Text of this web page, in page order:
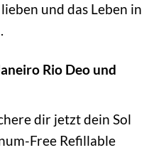
und das Leben in
Rio Deo und
dir jetzt dein Sol
Free Refillable